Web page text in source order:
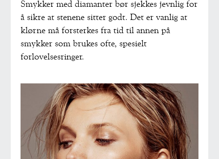
Smykker med diamanter bør sjekkes jevnlig for
å sikre at stenene sitter godt. Det er vanlig at
klørne må forsterkes fra tid til annen på
smykker som brukes ofte, spesielt
forlovelsesringer.